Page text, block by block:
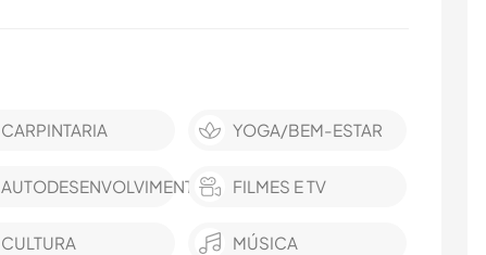
CARPINTARIA YOGA/BEM-ESTAR
AUTODESENVOLVIMENTO FILMES E TV
CULTURA MÚSICA